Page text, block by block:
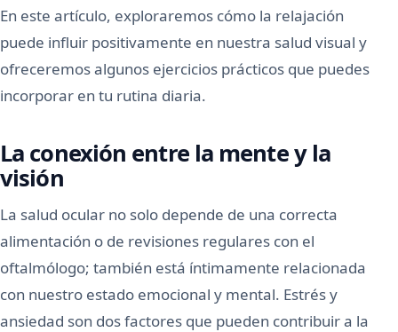
En este artículo, exploraremos cómo la relajación
puede influir positivamente en nuestra salud visual y
ofreceremos algunos ejercicios prácticos que puedes
incorporar en tu rutina diaria.
La conexión entre la mente y la
visión
La salud ocular no solo depende de una correcta
alimentación o de revisiones regulares con el
oftalmólogo; también está íntimamente relacionada
con nuestro estado emocional y mental. Estrés y
ansiedad son dos factores que pueden contribuir a la